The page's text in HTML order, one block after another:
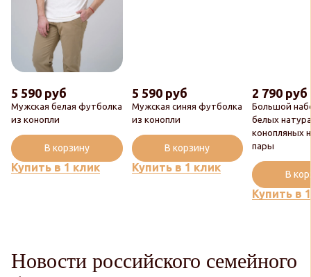
Мужская белая футболка
из конопли
5 590 руб
Купить в 1 клик
В корзину
Мужская синяя футболка
из конопли
5 590 руб
Купить в 1 клик
В корзину
Большой
белых
конопляных
пары
2 790 руб
Купить в
В
Новости российского семейного